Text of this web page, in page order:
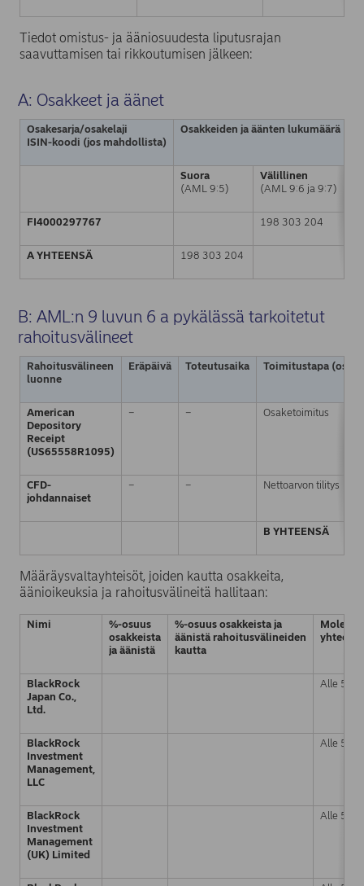
Tiedot omistus- ja ääniosuudesta liputusrajan
saavuttamisen tai rikkoutumisen jälkeen:
A: Osakkeet ja äänet
Osakesarja/osakelaji
ISIN-koodi (jos mahdollista)
Osakkeiden ja äänten lukumäärä
Suora
(AML 9:5)
Välillinen
(AML 9:6 ja 9:7)
FI4000297767 198 303 204
A YHTEENSÄ 198 303 204
B: AML:n 9 luvun 6 a pykälässä tarkoitetut
rahoitusvälineet
Rahoitusvälineen
luonne
Eräpäivä Toteutusaika Toimitustapa
American
Depository
Receipt
(US65558R1095)
− − Osaketoimitus
CFD-
johdannaiset
− − Nettoarvon tilitys
B YHTEENSÄ
Määräysvaltayhteisöt, joiden kautta osakkeita,
äänioikeuksia ja rahoitusvälineitä hallitaan:
Nimi
%-osuus
osakkeista
ja äänistä
%-osuus osakkeista ja
äänistä rahoitusvälineiden
kautta
yhteensä
BlackRock
Japan Co.,
Ltd.
Alle 5 %
BlackRock
Investment
Management,
LLC
Alle 5 %
BlackRock
Investment
Management
(UK) Limited
Alle 5 %